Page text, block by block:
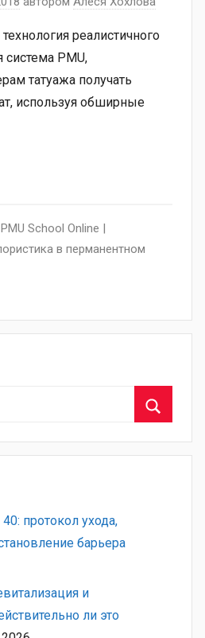
реалистичного
система PMU,
татуажа получать
используя обширные
PMU School Online |
в перманентном
протокол ухода,
барьера
и
ли это